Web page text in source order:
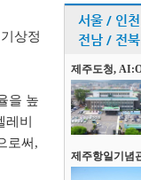
상정
을 높
비
로써 ,
서울 / 인
전남 / 전
제주도청,
제주항일기념